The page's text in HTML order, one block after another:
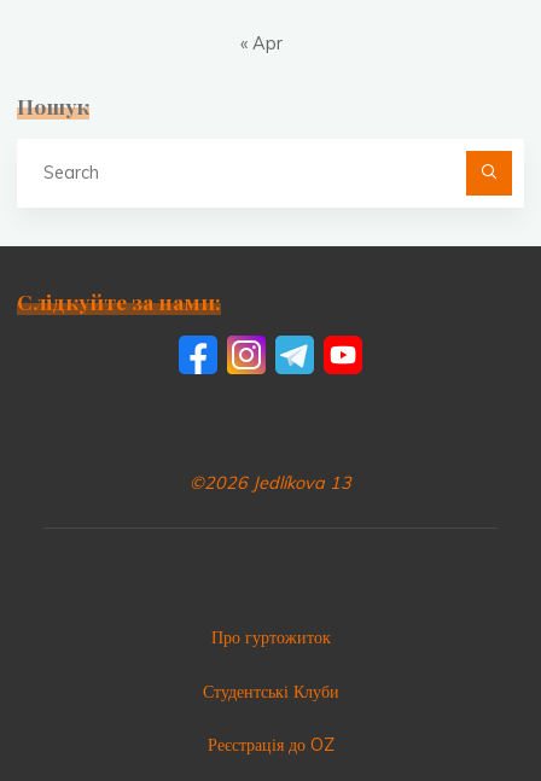
« Apr
Пошук
Слідкуйте за нами:
©2026 Jedlíkova 13
Про гуртожиток
Студентські Клуби
Реєстрація до OZ